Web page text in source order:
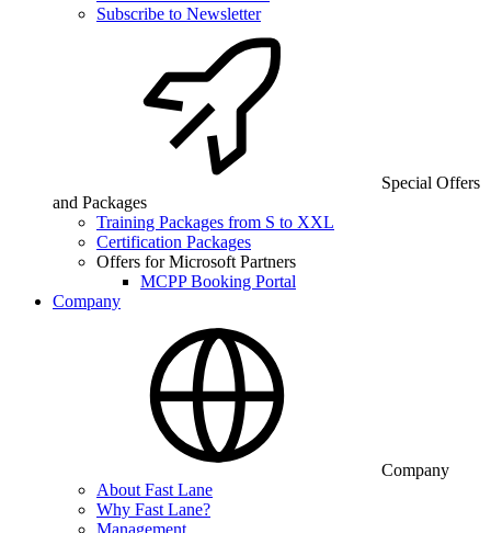
Subscribe to Newsletter
Special Offers
and Packages
Training Packages from S to XXL
Certification Packages
Offers for Microsoft Partners
MCPP Booking Portal
Company
Company
About Fast Lane
Why Fast Lane?
Management